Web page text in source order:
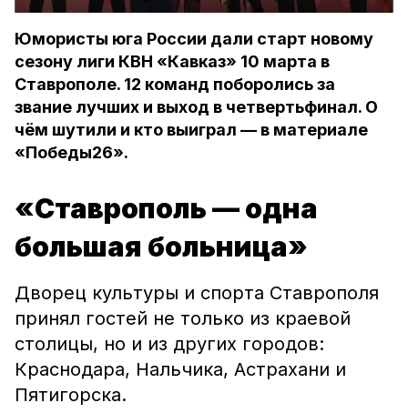
Юмористы юга России дали старт новому
сезону лиги КВН «Кавказ» 10 марта в
Ставрополе. 12 команд поборолись за
звание лучших и выход в четвертьфинал. О
чём шутили и кто выиграл — в материале
«Победы26».
«Ставрополь — одна
большая больница»
Дворец культуры и спорта Ставрополя
принял гостей не только из краевой
столицы, но и из других городов:
Краснодара, Нальчика, Астрахани и
Пятигорска.